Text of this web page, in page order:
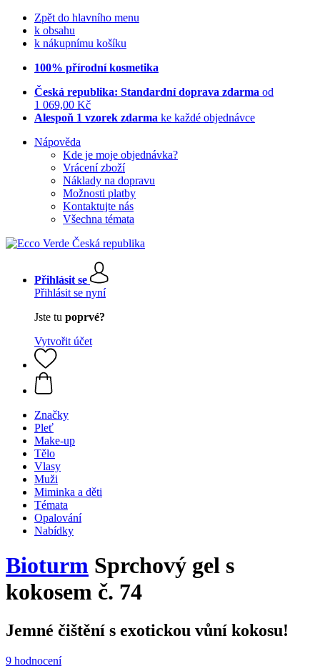
Zpět do hlavního menu
k obsahu
k nákupnímu košíku
100% přírodní kosmetika
Česká republika: Standardní doprava zdarma od
1 069,00 Kč
Alespoň 1 vzorek zdarma ke každé objednávce
Nápověda
Kde je moje objednávka?
Vrácení zboží
Náklady na dopravu
Možnosti platby
Kontaktujte nás
Všechna témata
Přihlásit se
Přihlásit se nyní
Jste tu poprvé?
Vytvořit účet
Značky
Pleť
Make-up
Tělo
Vlasy
Muži
Miminka a děti
Témata
Opalování
Nabídky
Bioturm Sprchový gel s
kokosem č. 74
Jemné čištění s exotickou vůní kokosu!
9 hodnocení